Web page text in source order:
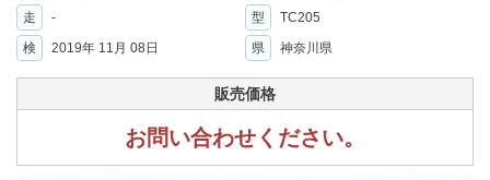
走 - 型
TC205
検
2019年 11月 08日 県 神奈川県
販売価格
お問い合わせください。